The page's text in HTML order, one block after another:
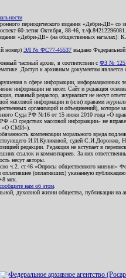
периодического издания «Дебри-
60-летия Октября, 88-46, т./
издания «Дебри-ДВ» (на общественных
номер) ЭЛ № ФС77-45537 выдано
частный архив, в соответствии с ФЗ № 125
Доступ к архивным документам
в сфере информации, информационных
информации не несет. Сайт и редакция
главный редактор, журналист не несут
массовой информации и (или) правами
организаций и объединений), которое
Суда РФ №16 от 15 июня 2010 года «О
«О средствах массовой информации» не
«О СМИ»).
компенсации морального вреда
И.И.Куликовой, судей С.И.Дорожко,
редакции. Редакция не вступает в
ссылок и комментариев. За них
несут авторы.
ч.2. ст.46 «Опросы общественного мнения»
(оплативших) указанную
мск.
сообщите нам об этом
духовной жизни общества, публикации